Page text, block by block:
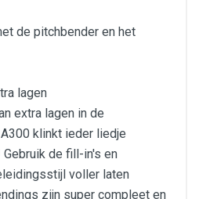
de pitchbender en het
lagen
extra lagen in de
klinkt ieder liedje
de fill-in's en
voller laten
zijn super compleet en